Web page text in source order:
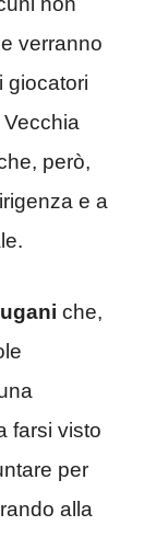
verranno
giocatori
però,
e a
che,
farsi visto
per
alla